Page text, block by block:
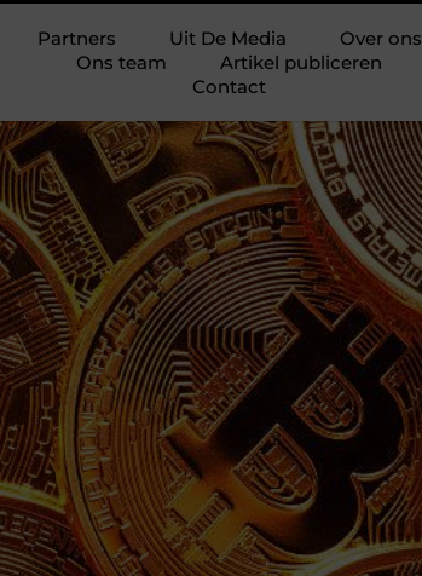
Partners Uit De Media
Over ons
Ons team
Artikel publiceren
Contact